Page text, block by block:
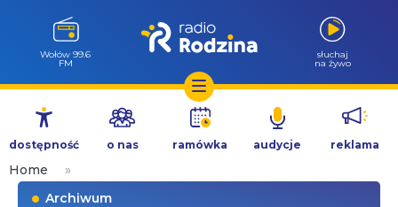
Przejdź
treści
Wołów 99.6
FM
słuchaj
na żywo
dostępność o nas ramówka audycje reklama
Home
»
Archiwum